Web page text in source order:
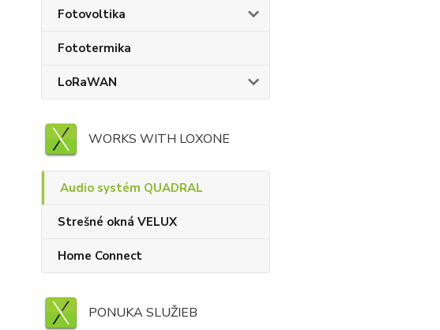
Fotovoltika
Fototermika
LoRaWAN
WORKS WITH LOXONE
Audio systém QUADRAL
Strešné okná VELUX
Home Connect
PONUKA SLUŽIEB